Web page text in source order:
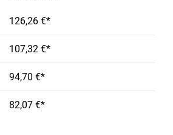
126,26 €*
107,32 €*
94,70 €*
82,07 €*